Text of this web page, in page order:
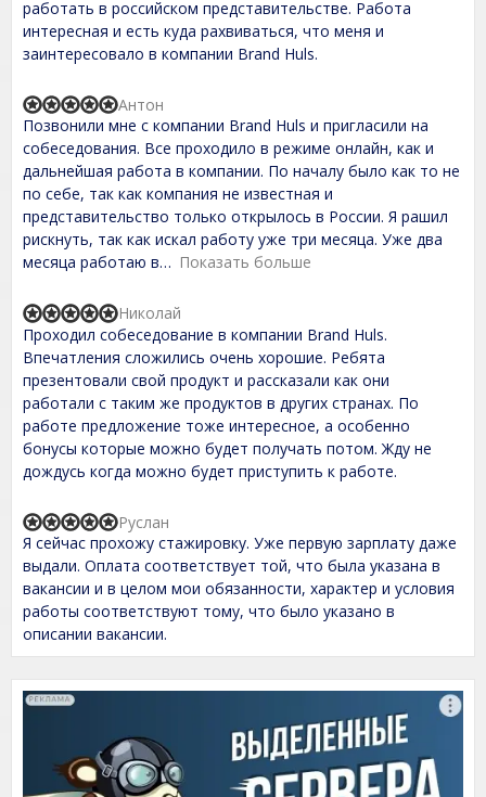
,
0
o
u
o
f
5
работать в российском представительстве. Работа
интересная и есть куда рахвиваться, что меня и
заинтересовало в компании Brand Huls.
R
a
t
e
d
5
,
0
o
u
o
f
5
Позвонили мне с компании Brand Huls и пригласили на
собеседования. Все проходило в режиме онлайн, как и
дальнейшая работа в компании. По началу было как то не
по себе, так как компания не известная и
представительство только открылось в России. Я рашил
рискнуть, так как искал работу уже три месяца. Уже два
месяца работаю в
Показать больше
Антон
R
a
t
d
5
,
0
o
u
o
f
5
Проходил собеседование в компании Brand Huls.
Впечатления сложились очень хорошие. Ребята
презентовали свой продукт и рассказали как они
работали с таким же продуктов в других странах. По
работе предложение тоже интересное, а особенно
бонусы которые можно будет получать потом. Жду не
дождусь когда можно будет приступить к работе.
Николай
R
a
t
e
d
5
,
u
t
5
Я сейчас прохожу стажировку. Уже первую зарплату даже
выдали. Оплата соответствует той, что была указана в
вакансии и в целом мои обязанности, характер и условия
работы соответствуют тому, что было указано в
описании вакансии.
Руслан